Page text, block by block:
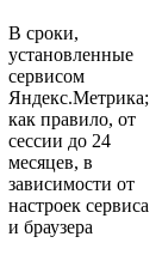
В сроки,
установленные
сервисом
Яндекс.Метрика;
как правило, от
сессии до 24
месяцев, в
зависимости от
настроек сервиса
и браузера